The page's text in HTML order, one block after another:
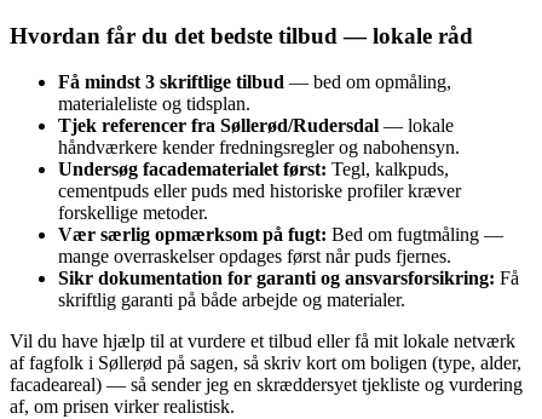
Hvordan får du det bedste tilbud — lokale råd
Få mindst 3 skriftlige tilbud — bed om opmåling,
materialeliste og tidsplan.
Tjek referencer fra Søllerød/Rudersdal — lokale
håndværkere kender fredningsregler og nabohensyn.
Undersøg facadematerialet først: Tegl, kalkpuds,
cementpuds eller puds med historiske profiler kræver
forskellige metoder.
Vær særlig opmærksom på fugt: Bed om fugtmåling —
mange overraskelser opdages først når puds fjernes.
Sikr dokumentation for garanti og ansvarsforsikring: Få
skriftlig garanti på både arbejde og materialer.
Vil du have hjælp til at vurdere et tilbud eller få mit lokale netværk
af fagfolk i Søllerød på sagen, så skriv kort om boligen (type, alder,
facadeareal) — så sender jeg en skræddersyet tjekliste og vurdering
af, om prisen virker realistisk.